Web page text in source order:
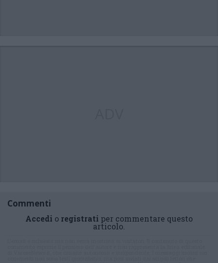
Commenti
Accedi o registrati per commentare questo
articolo.